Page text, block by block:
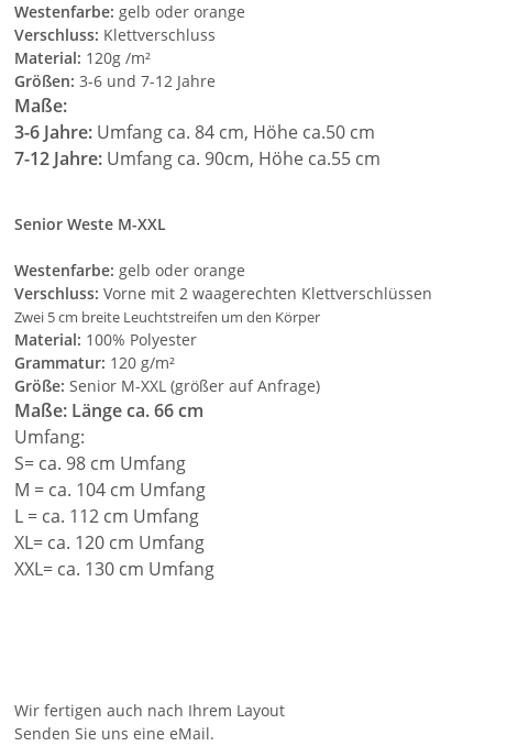
Westenfarbe: gelb oder orange
Verschluss: Klettverschluss
Material: 120g /m²
Größen: 3-6 und 7-12 Jahre
Maße:
3-6 Jahre: Umfang ca. 84 cm, Höhe ca.50 cm
7-12 Jahre: Umfang ca. 90cm, Höhe ca.55 cm
Senior Weste M-XXL
Westenfarbe: gelb oder orange
Verschluss: Vorne mit 2 waagerechten Klettverschlüssen
Zwei 5 cm breite Leuchtstreifen um den Körper
Material: 100% Polyester
Grammatur: 120 g/m²
Größe: Senior M-XXL (größer auf Anfrage)
Maße: Länge ca. 66 cm
Umfang:
S= ca. 98 cm Umfang
M = ca. 104 cm Umfang
L = ca. 112 cm Umfang
XL= ca. 120 cm Umfang
XXL= ca. 130 cm Umfang
Wir fertigen auch nach Ihrem Layout
Senden Sie uns eine eMail.